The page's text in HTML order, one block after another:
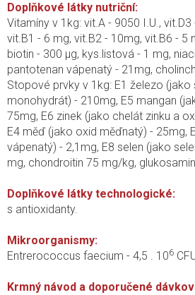
Doplňkové látky nutriční:
Vitamíny v 1kg: vit.A - 9050 I.U.,
vit.B1 - 6 mg, vit.B2 - 10mg, vit.B6 - 5
biotin - 300 μg, kys.listová - 1 mg,
pantotenan vápenatý - 21mg,
Stopové prvky v 1kg: E1 železo (jako
monohydrát) - 210mg, E5 mangan
75mg, E6 zinek (jako chelát zinku a
E4 měď (jako oxid měďnatý) - 25mg,
vápenatý) - 2,1mg, E8 selen (jako
mg, chondroitin 75 mg/kg,
Doplňkové látky technologické:
s antioxidanty.
Mikroorganismy:
Entrerococcus faecium - 4,5 . 106
Krmný návod a doporučené